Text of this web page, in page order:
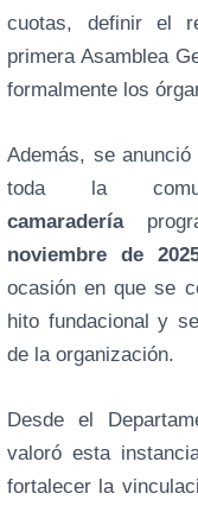
cuotas, definir el
primera Asamblea
formalmente los
Además, se
toda la
camaradería
noviembre de
ocasión en que se
hito fundacional y
de la organización.
Desde el
valoró esta
fortalecer la